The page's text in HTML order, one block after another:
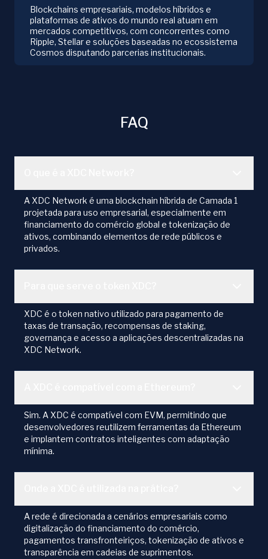
Blockchains empresariais, modelos híbridos e
plataformas de ativos do mundo real atuam em
mercados competitivos, com concorrentes como
Ripple, Stellar e soluções baseadas no ecossistema
Cosmos disputando parcerias institucionais.
FAQ
A XDC Network é uma blockchain híbrida de Camada 1
projetada para uso empresarial, especialmente em
financiamento do comércio global e tokenização de
ativos, combinando elementos de rede públicos e
privados.
XDC é o token nativo utilizado para pagamento de
taxas de transação, recompensas de staking,
governança e acesso a aplicações descentralizadas na
XDC Network.
Sim. A XDC é compatível com EVM, permitindo que
desenvolvedores reutilizem ferramentas da Ethereum
e implantem contratos inteligentes com adaptação
mínima.
A rede é direcionada a cenários empresariais como
digitalização do financiamento do comércio,
pagamentos transfronteiriços, tokenização de ativos e
transparência em cadeias de suprimentos.